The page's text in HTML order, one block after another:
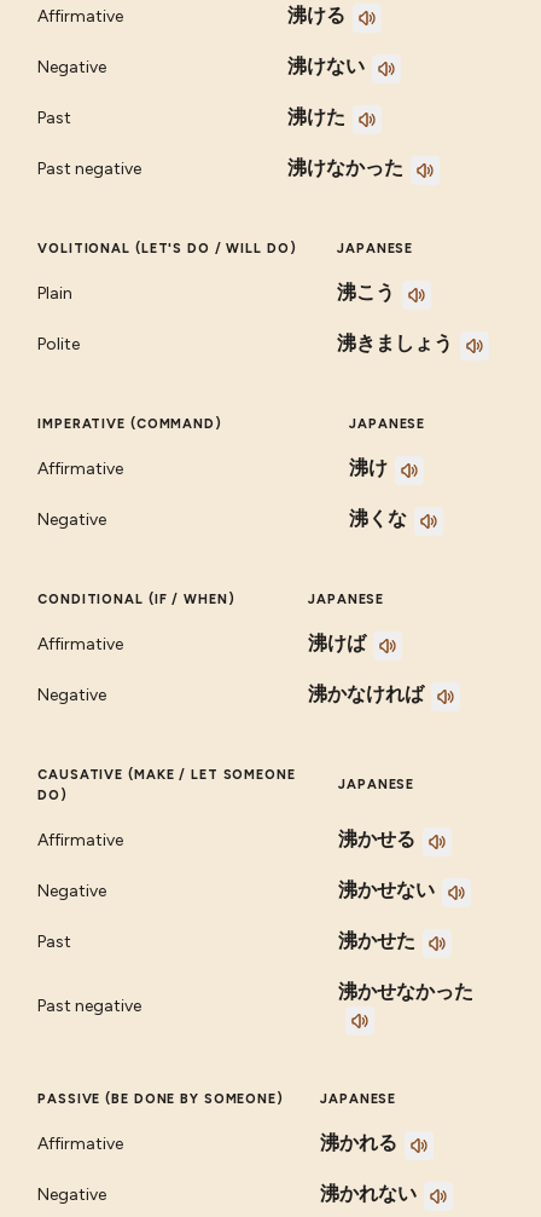
Affirmative 沸ける
Negative 沸けない
Past 沸けた
Past negative 沸けなかった
VOLITIONAL (LET'S DO / WILL DO) JAPANESE
Plain 沸こう
Polite 沸きましょう
IMPERATIVE (COMMAND) JAPANESE
Affirmative 沸け
Negative 沸くな
CONDITIONAL (IF / WHEN) JAPANESE
Affirmative 沸けば
Negative 沸かなければ
CAUSATIVE (MAKE / LET SOMEONE
DO)
JAPANESE
Affirmative 沸かせる
Negative 沸かせない
Past 沸かせた
Past negative
沸かせなかった
PASSIVE (BE DONE BY SOMEONE) JAPANESE
Affirmative 沸かれる
Negative 沸かれない